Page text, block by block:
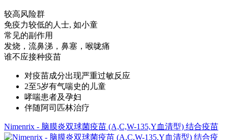
较高风险群
免疫力较低的人士, 如小童
常见的副作用
发烧，流鼻涕，鼻塞，喉咙痛
谁不应接种疫苗
对疫苗成分出现严重过敏反应
2至5岁有气喘史的儿童
哮喘患者及孕妇
伴随阿司匹林治疗
Nimenrix - 脑膜炎双球菌疫苗 (A,C,W-135,Y血清型) 结合疫苗